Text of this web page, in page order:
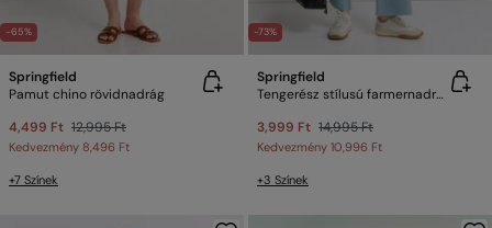
-65%
Springfield
Pamut chino rövidnadrág
4,499 Ft 12,995 Ft
Kedvezmény 8,496 Ft
+7 Színek
-73%
Springfield
Tengerész stílusú farmernadrág
3,999 Ft 14,995 Ft
Kedvezmény 10,996 Ft
+3 Színek